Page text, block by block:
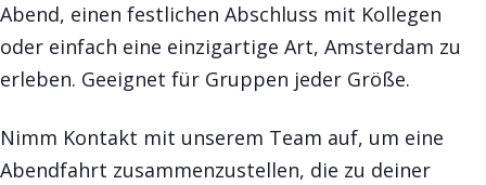
Abend, einen festlichen Abschluss mit Kollegen
oder einfach eine einzigartige Art, Amsterdam zu
erleben. Geeignet für Gruppen jeder Größe.
Nimm Kontakt mit unserem Team auf, um eine
Abendfahrt zusammenzustellen, die zu deiner